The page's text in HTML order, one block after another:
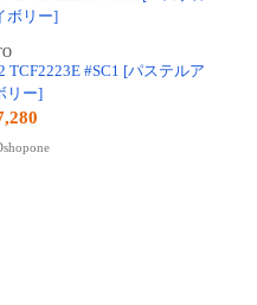
TCF2223E #SC1 [パステルア
リー]